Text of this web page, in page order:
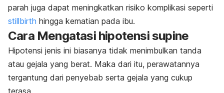
parah juga dapat meningkatkan risiko komplikasi seperti
stillbirth hingga kematian pada ibu.
Cara Mengatasi hipotensi supine
Hipotensi jenis ini biasanya tidak menimbulkan tanda
atau gejala yang berat. Maka dari itu, perawatannya
tergantung dari penyebab serta gejala yang cukup